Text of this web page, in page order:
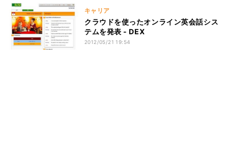
キャリア
クラウドを使ったオンライン英会話シス
テムを発表 - DEX
2012/05/21 19:54